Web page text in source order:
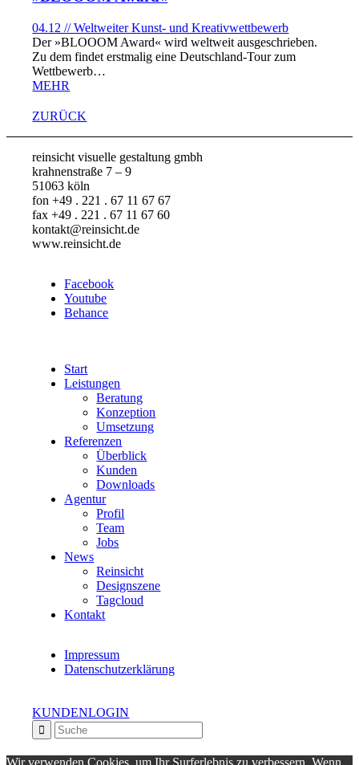
04.12 // Weltweiter Kunst- und Kreativwettbewerb
Der »BLOOOM Award« wird weltweit ausgeschrieben.
Zu dem findet erstmalig eine Deutschland-Tour zum
Wettbewerb…
MEHR
ZURÜCK
reinsicht visuelle gestaltung gmbh
krahnenstraße 7 – 9
51063 köln
fon +49 . 221 . 67 11 67 67
fax +49 . 221 . 67 11 67 60
kontakt@reinsicht.de
www.reinsicht.de
Facebook
Youtube
Behance
Start
Leistungen
Beratung
Konzeption
Umsetzung
Referenzen
Überblick
Kunden
Downloads
Agentur
Profil
Team
Jobs
News
Reinsicht
Designszene
Tagcloud
Kontakt
Impressum
Datenschutzerklärung
KUNDENLOGIN
Wir verwenden Cookies, um Ihr Surferlebnis zu verbessern. Wenn